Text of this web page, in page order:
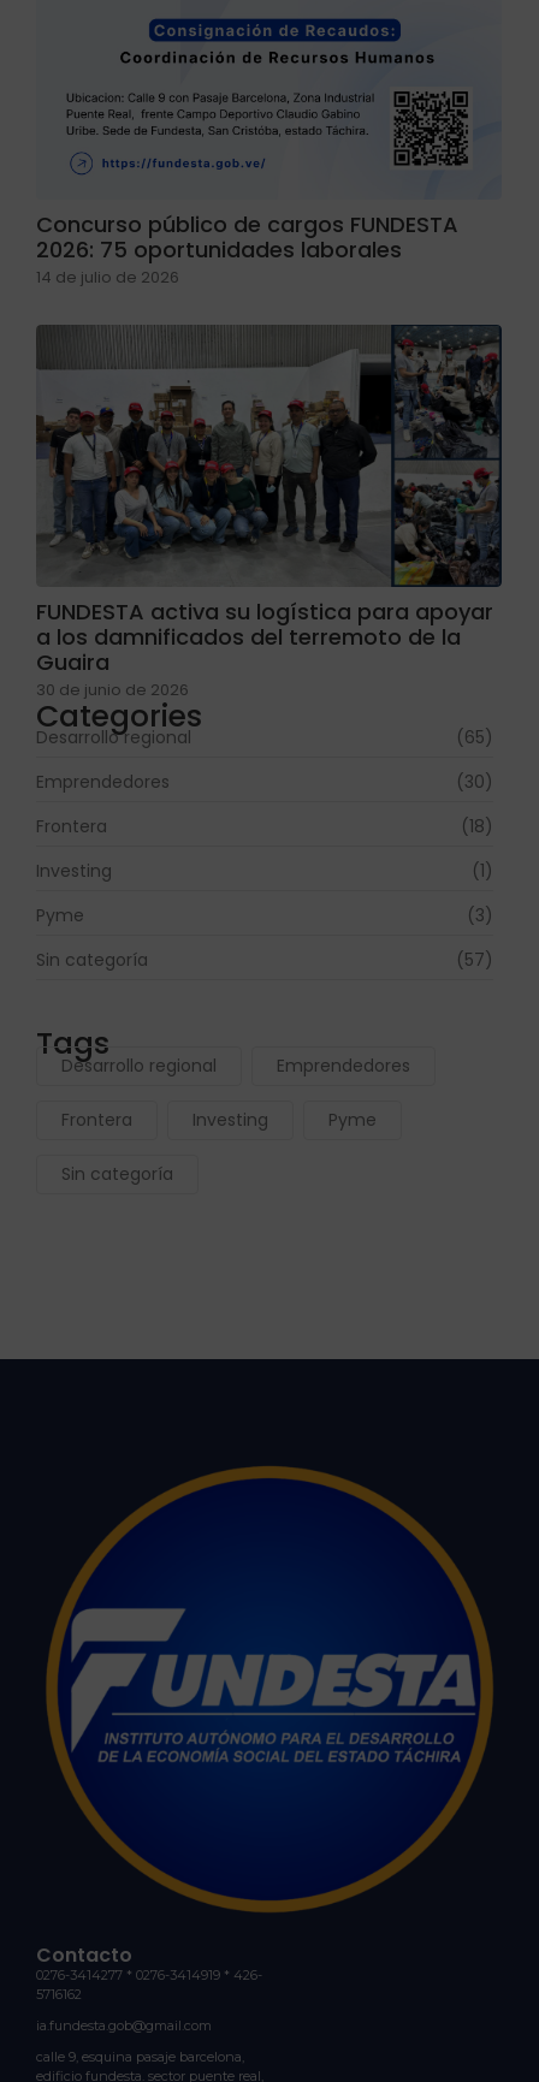
Concurso público de cargos FUNDESTA
2026: 75 oportunidades laborales
14 de julio de 2026
FUNDESTA activa su logística para apoyar
a los damnificados del terremoto de la
Guaira
30 de junio de 2026
Categories
Desarrollo regional
(65)
Emprendedores
(30)
Frontera
(18)
Investing
(1)
Pyme
(3)
Sin categoría
(57)
Tags
Desarrollo regional Emprendedores
Frontera Investing Pyme
Sin categoría
Contacto
0276-3414277 * 0276-3414919 * 426-
5716162
ia.fundesta.gob@gmail.com
calle 9, esquina pasaje barcelona,
edificio fundesta. sector puente real,